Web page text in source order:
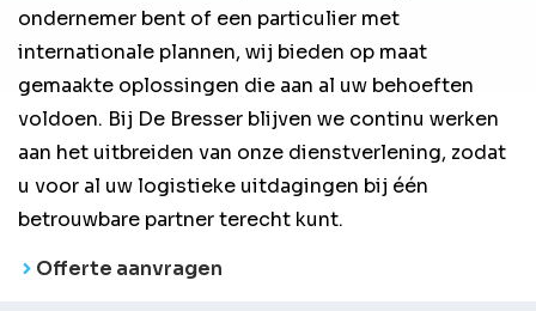
ondernemer bent of een particulier met
internationale plannen, wij bieden op maat
gemaakte oplossingen die aan al uw behoeften
voldoen. Bij De Bresser blijven we continu werken
aan het uitbreiden van onze dienstverlening, zodat
u voor al uw logistieke uitdagingen bij één
betrouwbare partner terecht kunt.
Offerte aanvragen